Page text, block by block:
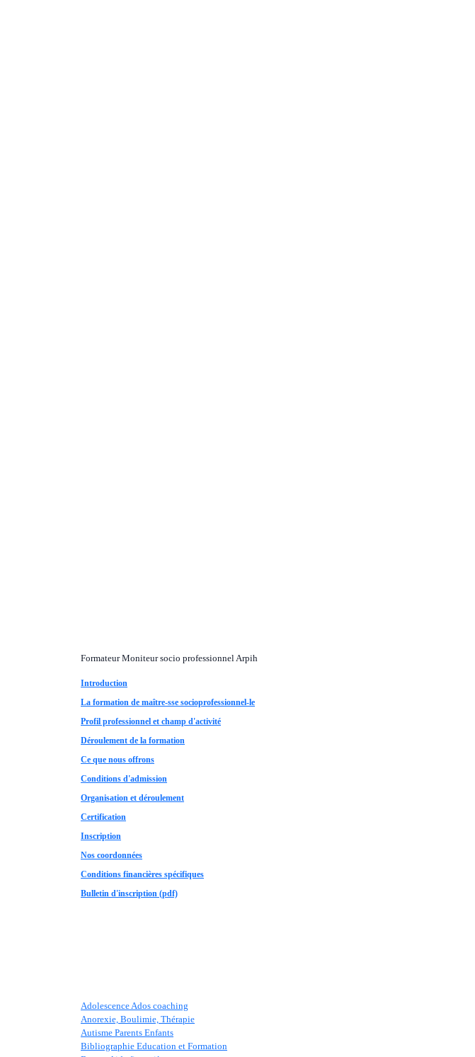
Formateur Moniteur socio professionnel Arpih
Introduction
La formation de maître-sse socioprofessionnel-le
Profil professionnel et champ d'activité
Déroulement de la formation
Ce que nous offrons
Conditions d'admission
Organisation et déroulement
Certification
Inscription
Nos coordonnées
Conditions financières spécifiques
Bulletin d'inscription (pdf)
Adolescence Ados coaching
Anorexie, Boulimie, Thérapie
Autisme Parents Enfants
Bibliographie Education et Formation